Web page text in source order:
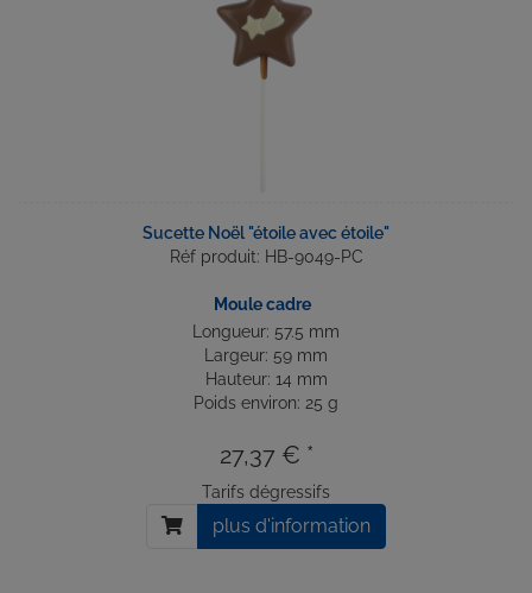
Sucette Noël "étoile avec étoile"
Réf produit: HB-9049-PC
Moule cadre
Longueur: 57.5 mm
Largeur: 59 mm
Hauteur: 14 mm
Poids environ: 25 g
27,37 € *
Tarifs dégressifs
plus d'information